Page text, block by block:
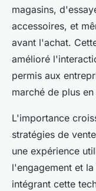
magasins,
accessoires, et
avant l'achat.
amélioré
permis aux
marché de plus
L'importance
stratégies de
une expérience
l'engagement et
intégrant cette